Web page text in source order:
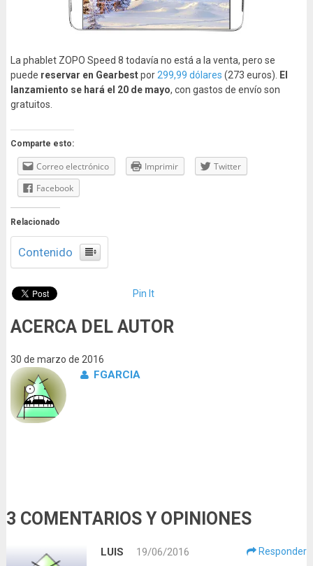
La phablet ZOPO Speed 8 todavía no está a la venta, pero se
puede reservar en Gearbestpor299,99 dólares (273 euros). El
lanzamiento se hará el 20 de mayo, con gastos de envío son
gratuitos.
Comparte esto:
Correo electrónico Imprimir
Twitter
Facebook
Relacionado
Contenido
Pin It
ACERCA DEL AUTOR
30 de marzo de 2016
FGARCIA
3 COMENTARIOS Y OPINIONES
LUIS 19/06/2016 Responder